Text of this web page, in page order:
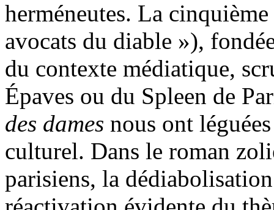
herméneutes. La
avocats du diable »),
du contexte médiatique,
Épaves ou du Spleen de
des dames nous ont
culturel. Dans le roman
parisiens, la